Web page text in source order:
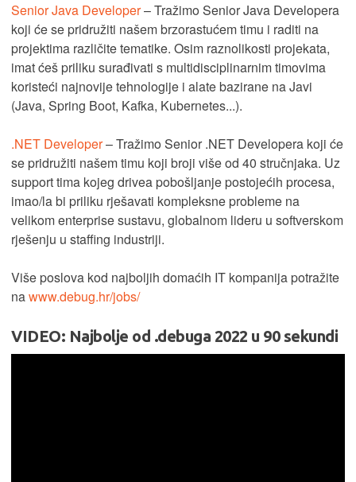
Senior Java Developer– Tražimo Senior Java Developera
koji će se pridružiti našem brzorastućem timu i raditi na
projektima različite tematike. Osim raznolikosti projekata,
imat ćeš priliku surađivati s multidisciplinarnim timovima
koristeći najnovije tehnologije i alate bazirane na Javi
(Java, Spring Boot, Kafka, Kubernetes...).
.NET Developer– Tražimo Senior .NET Developera koji će
se pridružiti našem timu koji broji više od 40 stručnjaka. Uz
support tima kojeg drivea pobošljanje postojećih procesa,
imao/la bi priliku rješavati kompleksne probleme na
velikom enterprise sustavu, globalnom lideru u softverskom
rješenju u staffing industriji.
Više poslova kod najboljih domaćih IT kompanija potražite
nawww.debug.hr/jobs/
VIDEO: Najbolje od .debuga 2022 u 90 sekundi